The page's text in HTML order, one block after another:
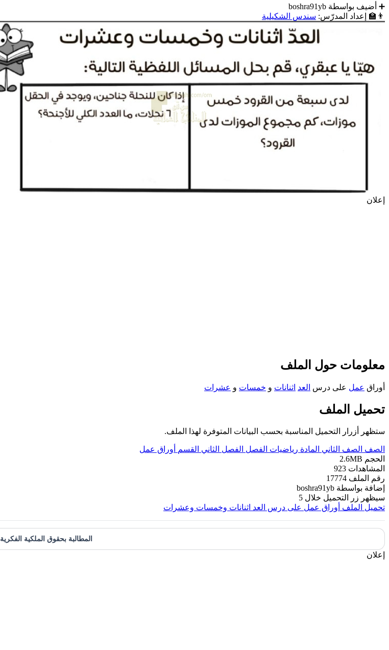
➕ أضيف بواسطة boshra91yb
👨‍🏫
إعداد المدرّس: سندس الشكيلية
إعلان
معلومات حول الملف
أوراق عمل على درس العد اثنانات و خمسات و عشرات
تحميل الملف
ستظهر أزرار التحميل المناسبة بحسب البيانات المتوفرة لهذا الملف.
الصف الصف الثاني المادة رياضيات الفصل الفصل الثاني القسم أوراق عمل
الحجم 2.6MB
المشاهدات 923
رقم الملف 17774
إضافة بواسطة boshra91yb
سيظهر زر التحميل خلال 5
تحميل الملف أوراق عمل على درس العد اثنانات وخمسات وعشرات
المطالبة بحقوق الملكية الفكرية
إعلان